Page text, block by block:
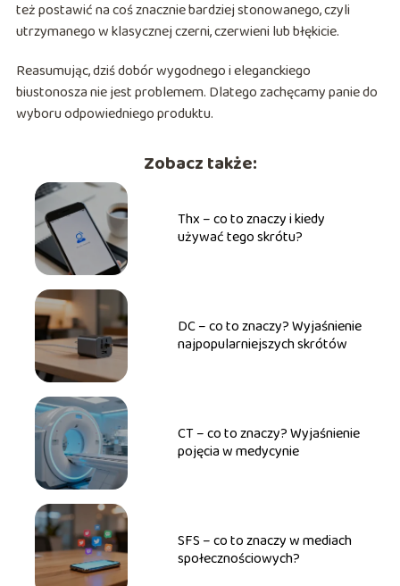
też postawić na coś znacznie bardziej stonowanego, czyli
utrzymanego w klasycznej czerni, czerwieni lub błękicie.
Reasumując, dziś dobór wygodnego i eleganckiego
biustonosza nie jest problemem. Dlatego zachęcamy panie do
wyboru odpowiedniego produktu.
Zobacz także:
Thx – co to znaczy i kiedy
używać tego skrótu?
DC – co to znaczy? Wyjaśnienie
najpopularniejszych skrótów
CT – co to znaczy? Wyjaśnienie
pojęcia w medycynie
SFS – co to znaczy w mediach
społecznościowych?